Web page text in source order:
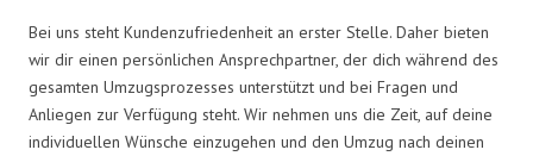
Bei uns steht Kundenzufriedenheit an erster Stelle. Daher bieten
wir dir einen persönlichen Ansprechpartner, der dich während des
gesamten Umzugsprozesses unterstützt und bei Fragen und
Anliegen zur Verfügung steht. Wir nehmen uns die Zeit, auf deine
individuellen Wünsche einzugehen und den Umzug nach deinen